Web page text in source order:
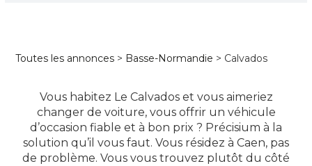
Toutes les annonces > Basse-Normandie > Calvados
Vous habitez Le Calvados et vous aimeriez
changer de voiture, vous offrir un véhicule
d’occasion fiable et à bon prix ? Précisium à la
solution qu’il vous faut. Vous résidez à Caen, pas
de problème. Vous vous trouvez plutôt du côté